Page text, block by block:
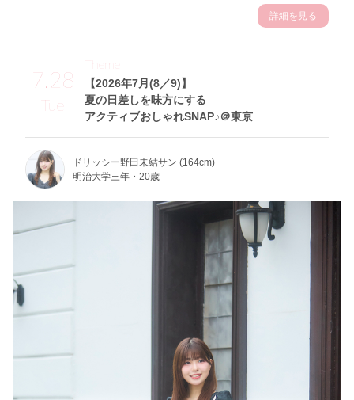
詳細を見る
7.28
Tue
【2026年7月(8／9)】
夏の日差しを味方にする
アクティブおしゃれSNAP♪＠東京
Theme
ドリッシー野田未結サン (164cm)
明治大学三年・20歳